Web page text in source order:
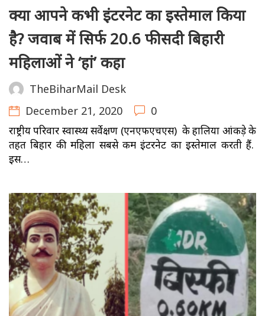
क्या आपने कभी इंटरनेट का इस्तेमाल किया
है? जवाब में सिर्फ 20.6 फीसदी बिहारी
महिलाओं ने ‘हां’ कहा
TheBiharMail Desk
December 21, 2020
0
राष्ट्रीय परिवार स्वास्थ्य सर्वेक्षण (एनएफएचएस) के हालिया आंकड़े के
तहत बिहार की महिला सबसे कम इंटरनेट का इस्तेमाल करती हैं.
इस…